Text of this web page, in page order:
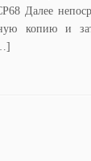
Далее
копию и